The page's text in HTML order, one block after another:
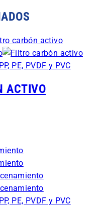
PE, PVDF y PVC
ACTIVO
PE, PVDF y PVC